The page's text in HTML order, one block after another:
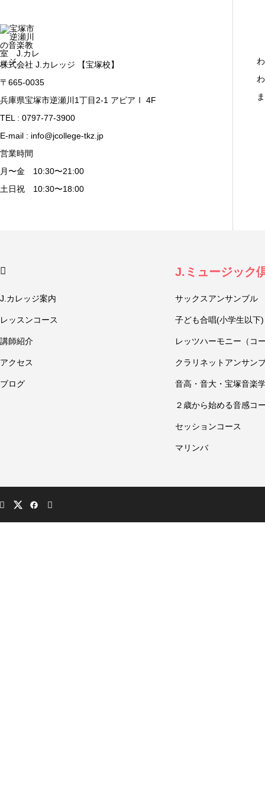
株式会社 J.カレッジ 【宝塚校】
〒665-0035
兵庫県宝塚市逆瀬川1丁目2-1 アピアⅠ 4F
TEL : 0797-77-3900
E-mail : info@jcollege-tkz.jp
営業時間
月〜金 10:30〜21:00
土日祝 10:30〜18:00
J.カレッジ案内
レッスンコース
講師紹介
アクセス
ブログ
J.ミュージック
サックスアンサンブル
子ども合唱(小学生以下)
レッツハーモニー（コ
クラリネットアンサン
音高・音大・宝塚音楽
２歳から始める音感コ
セッションコース
マリンバ